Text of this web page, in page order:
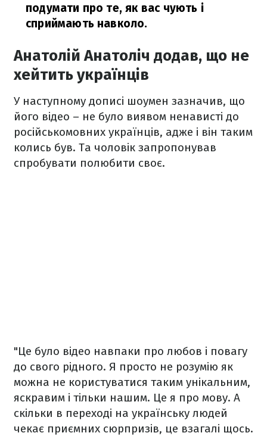
подумати про те, як вас чують і
сприймають навколо.
Анатолій Анатоліч додав, що не
хейтить українців
У наступному дописі шоумен зазначив, що
його відео – не було виявом ненависті до
російськомовних українців, адже і він таким
колись був. Та чоловік запропонував
спробувати полюбити своє.
"Це було відео навпаки про любов і повагу
до свого рідного. Я просто не розумію як
можна не користуватися таким унікальним,
яскравим і тільки нашим. Це я про мову. А
скільки в переході на українську людей
чекає приємних сюрпризів, це взагалі щось.